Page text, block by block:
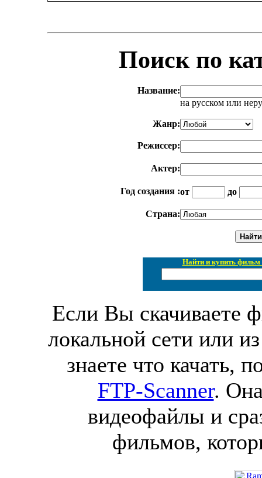
Поиск по
Название:
на русском или
Жанр:
Режиссер:
Актер:
Год создания :от до
Страна:
Найти и купить фильм
Если Вы скачиваете
локальной сети или
знаете что качать,
FTP-Scanner.
видеофайлы и
фильмов,